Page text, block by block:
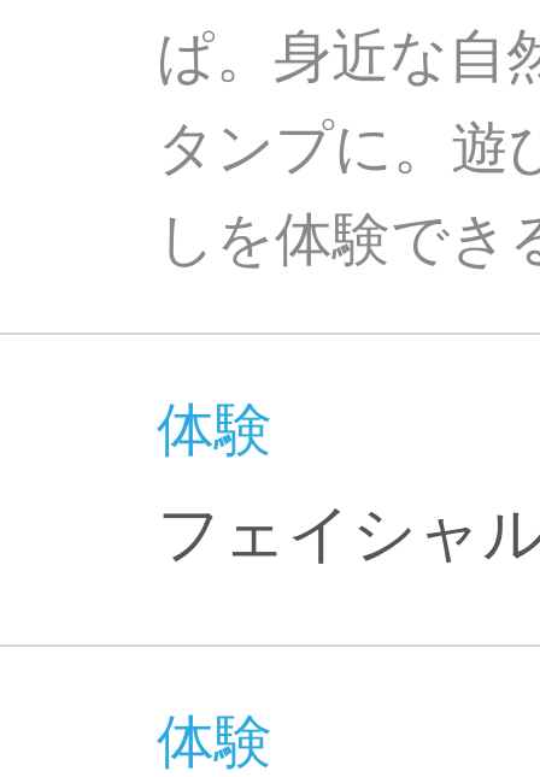
ぱ。身近な自
タンプに。遊
しを体験でき
体験
フェイシャ
体験